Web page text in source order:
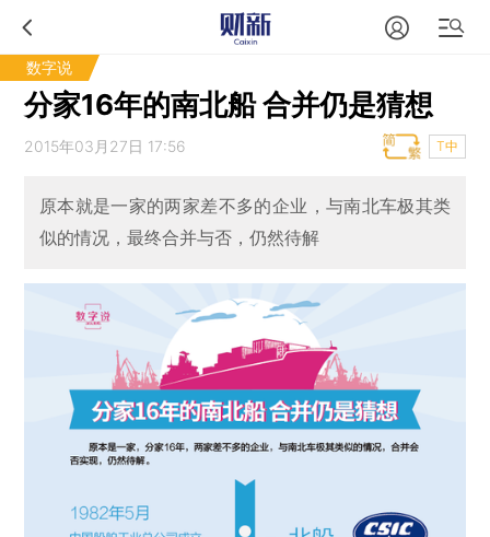
数字说
分家16年的南北船 合并仍是猜想
2015年03月27日 17:56 T中
原本就是一家的两家差不多的企业，与南北车极其类
似的情况，最终合并与否，仍然待解